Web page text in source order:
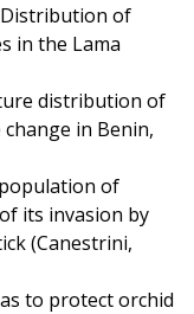
of
in the Lama
distribution of
in Benin,
of
its invasion by
(Canestrini,
to protect orchid